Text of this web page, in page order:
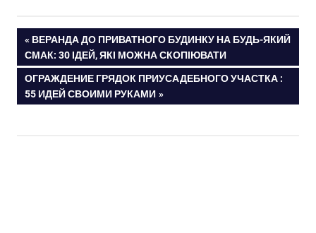
Навигация
по
записям
ПРЕДЫДУЩАЯ
ЗАПИСЬ:
ВЕРАНДА ДО ПРИВАТНОГО БУДИНКУ НА БУДЬ-ЯКИЙ
СМАК: 30 ІДЕЙ, ЯКІ МОЖНА СКОПІЮВАТИ
СЛЕДУЮЩАЯ
ЗАПИСЬ:
ОГРАЖДЕНИЕ ГРЯДОК ПРИУСАДЕБНОГО УЧАСТКА :
55 ИДЕЙ СВОИМИ РУКАМИ